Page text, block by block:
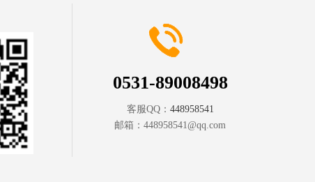
0531-89008498
客服QQ： 448958541
邮箱： 448958541@qq.com